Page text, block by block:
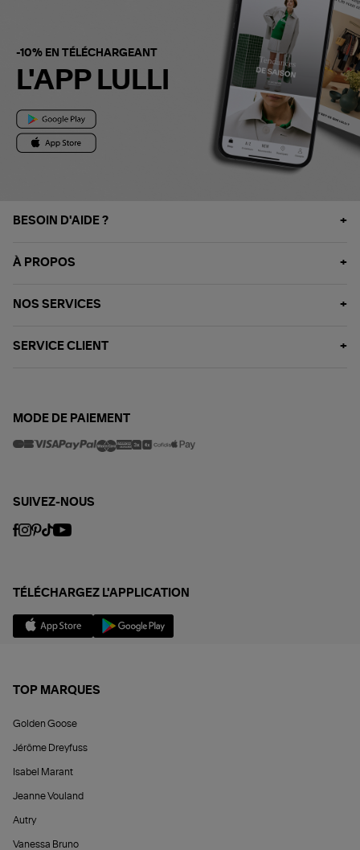
-10% EN TÉLÉCHARGEANT
L'APP LULLI
BESOIN D'AIDE ?
À PROPOS
NOS SERVICES
SERVICE CLIENT
MODE DE PAIEMENT
SUIVEZ-NOUS
TÉLÉCHARGEZ L'APPLICATION
TOP MARQUES
Golden Goose
Jérôme Dreyfuss
Isabel Marant
Jeanne Vouland
Autry
Vanessa Bruno